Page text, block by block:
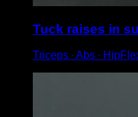
Tuck raises in
Triceps ∙ Abs ∙